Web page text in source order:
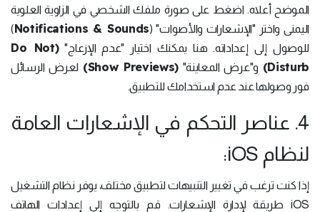
الموضح أعلاه. اضغط على صورة ملفك الشخصي في الزاوية العلوية
اليمنى واختر "الإشعارات والأصوات" (Notifications & Sounds
)
للوصول إلى إعداداته. هنا يمكنك اختيار "عدم الإزعاج" (Do Not
Disturb)
و"عرض المعاينة" (Show Previews)
لعرض الرسائل
فور وصولها عند عدم استخدامك للتطبيق.
4. عناصر التحكم في الإشعارات العامة
لنظام iOS:
إذا كنت ترغب في تغيير التنبيهات لتطبيق مختلف، يوفر نظام التشغيل
iOS طريقة لإدارة الإشعارات. قم بالتوجه إلى إعدادات الهاتف